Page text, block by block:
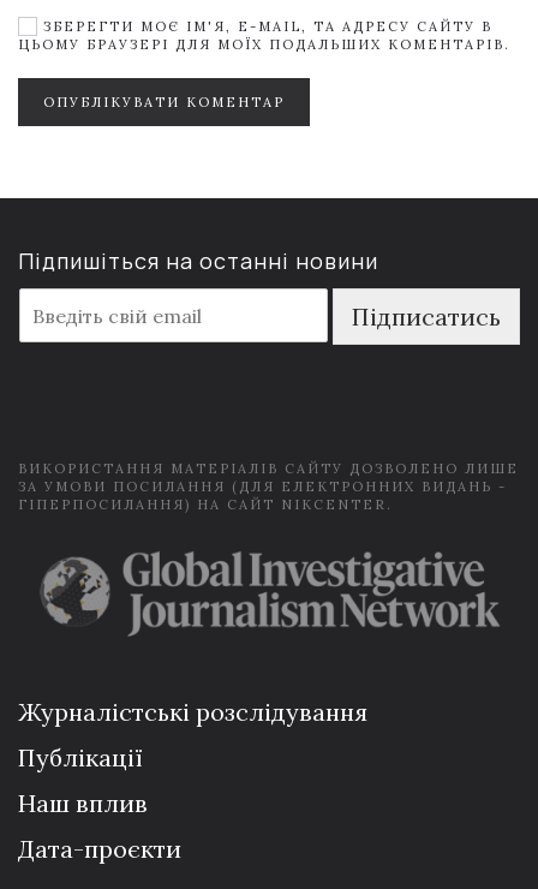
ЗБЕРЕГТИ МОЄ ІМ'Я, E-MAIL, ТА АДРЕСУ САЙТУ В
ЦЬОМУ БРАУЗЕРІ ДЛЯ МОЇХ ПОДАЛЬШИХ КОМЕНТАРІВ.
ОПУБЛІКУВАТИ КОМЕНТАР
Підпишіться на останні новини
m
a
Підписатись
ВИКОРИСТАННЯ МАТЕРІАЛІВ САЙТУ ДОЗВОЛЕНО ЛИШЕ
ЗА УМОВИ ПОСИЛАННЯ (ДЛЯ ЕЛЕКТРОННИХ ВИДАНЬ -
ГІПЕРПОСИЛАННЯ) НА САЙТ NIKCENTER.
Журналістські розслідування
Публікації
Наш вплив
Дата-проєкти